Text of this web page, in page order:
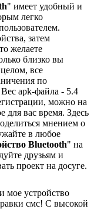
" имеет удобный и
легко
затем
желаете
близко вы
все
по
apk-файла - 5.4
можно на
для вас время. Здесь
мнением о
в любое
Bluetooth" на
друзьям и
проект на досуге.
мое устройство
смс! С высокой